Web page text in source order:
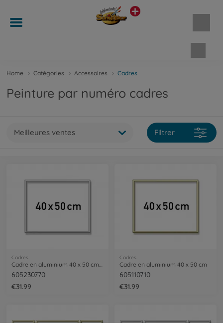
Home Catégories Accessoires Cadres
Peinture par numéro cadres
Meilleures ventes Filtrer
Cadres
Cadre en aluminium 40 x 50 cm – argenté mat
605230770
€31.99
Cadres
Cadre en aluminium 40 x 50 cm
605110710
€31.99